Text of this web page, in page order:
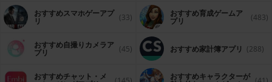
おすすめスマホゲーアプ
リ (33) おすすめ育成ゲームア
プリ (483)
おすすめ自撮りカメラア
プリ (45) おすすめ家計簿アプリ (288)
おすすめチャット・メ おすすめキャラクターが